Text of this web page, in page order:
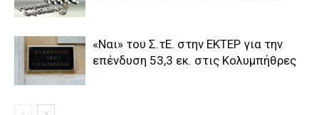
«Ναι» του Σ.τΕ. στην ΕΚΤΕΡ για την
επένδυση 53,3 εκ. στις Κολυμπήθρες